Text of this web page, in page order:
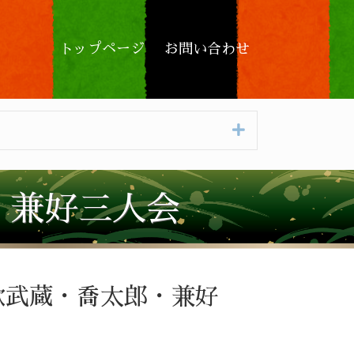
トップページ お問い合わせ
Expand
好三人会
蔵・喬太郎・兼好